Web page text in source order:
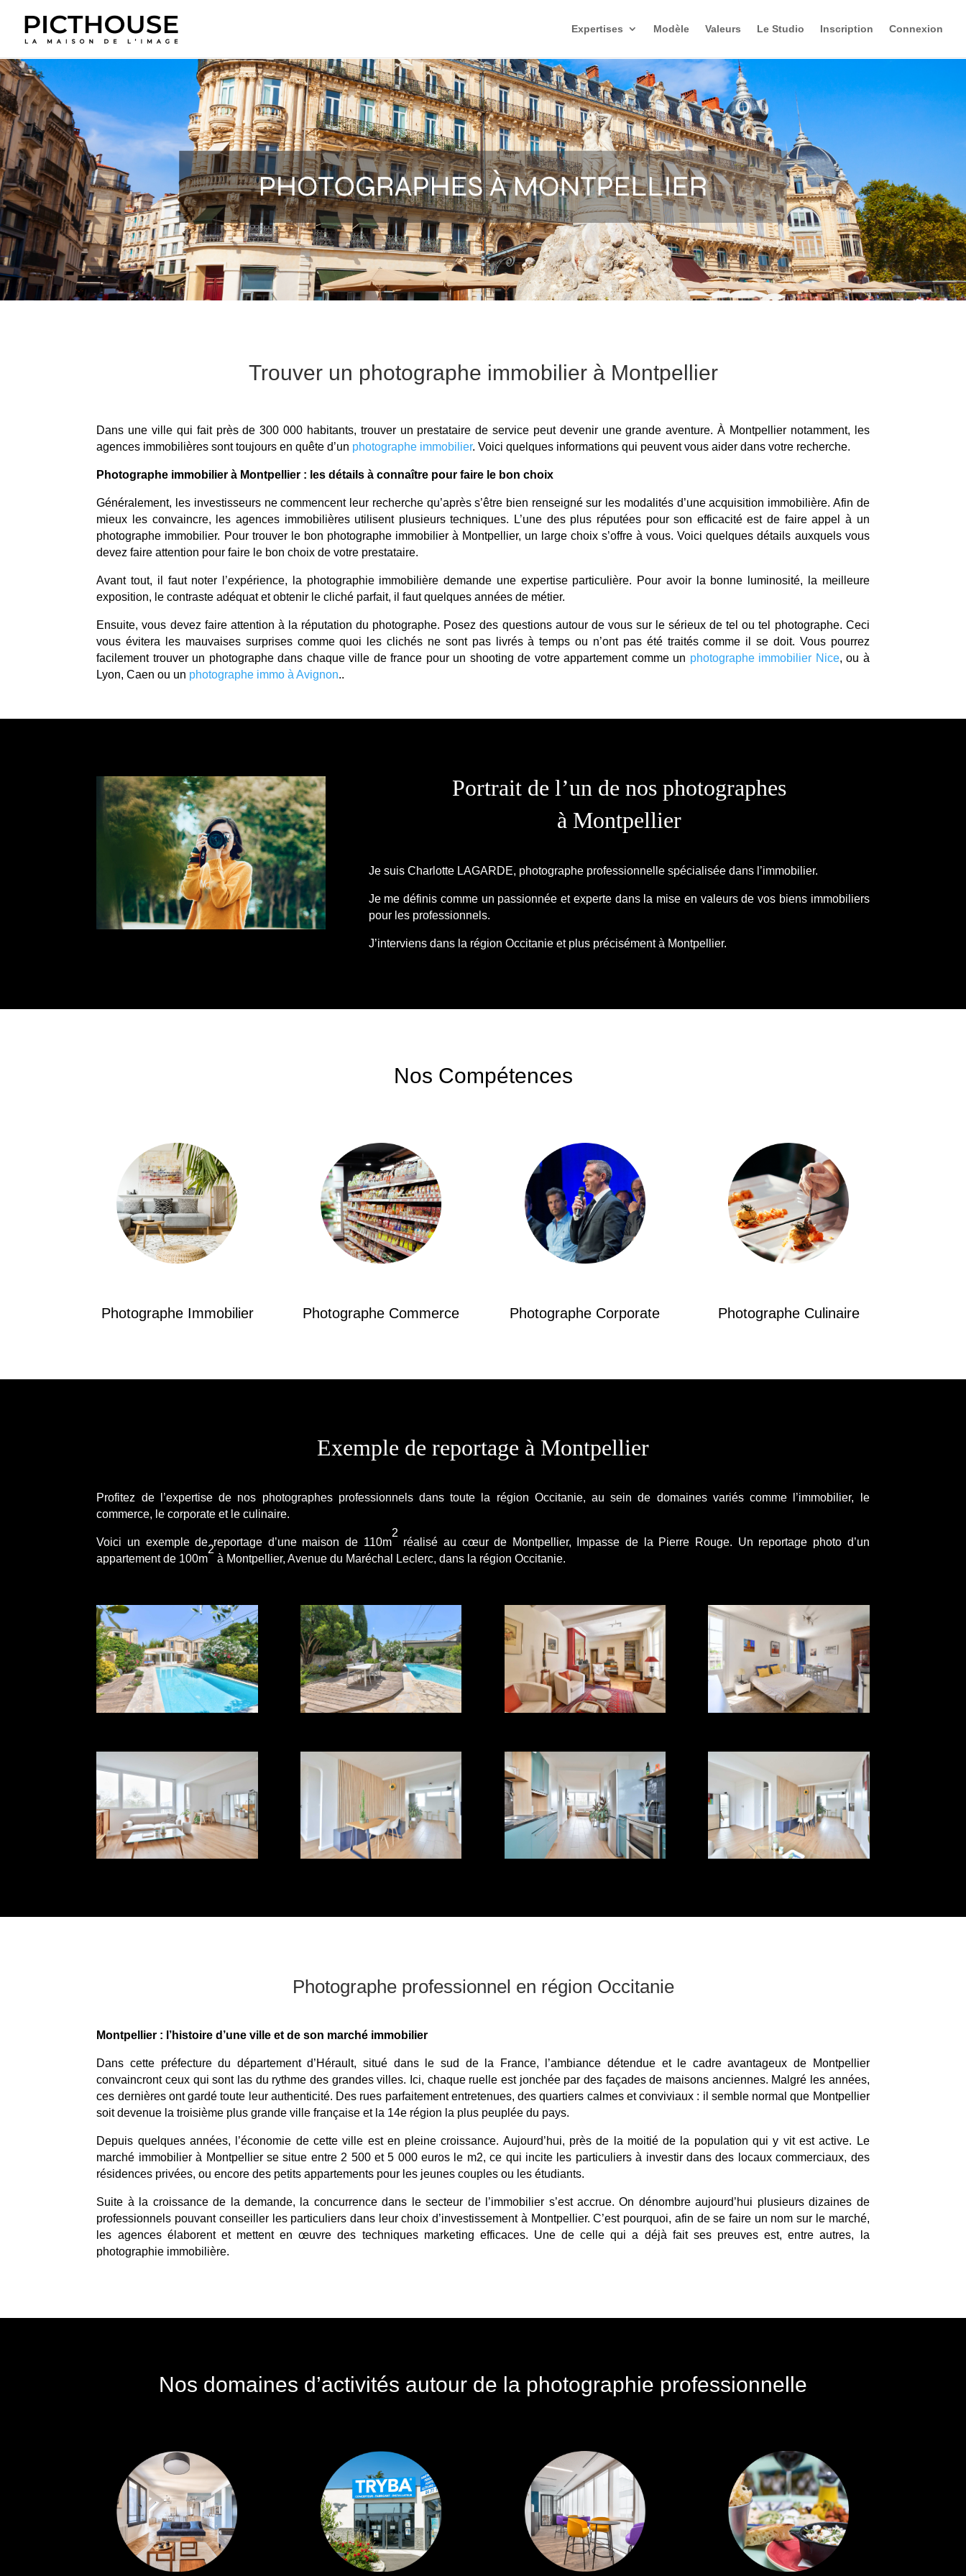
Expertises Modèle Valeurs Le Studio Inscription Connexion
Trouver un photographe immobilier à Montpellier
Dans une ville qui fait près de 300 000 habitants, trouver un prestataire de service peut devenir une grande aventure. À Montpellier notamment, les
agences immobilières sont toujours en quête d’un photographe immobilier. Voici quelques informations qui peuvent vous aider dans votre recherche.
Photographe immobilier à Montpellier : les détails à connaître pour faire le bon choix
Généralement, les investisseurs ne commencent leur recherche qu’après s’être bien renseigné sur les modalités d’une acquisition immobilière. Afin de
mieux les convaincre, les agences immobilières utilisent plusieurs techniques. L’une des plus réputées pour son efficacité est de faire appel à un
photographe immobilier. Pour trouver le bon photographe immobilier à Montpellier, un large choix s’offre à vous. Voici quelques détails auxquels vous
devez faire attention pour faire le bon choix de votre prestataire.
Avant tout, il faut noter l’expérience, la photographie immobilière demande une expertise particulière. Pour avoir la bonne luminosité, la meilleure
exposition, le contraste adéquat et obtenir le cliché parfait, il faut quelques années de métier.
Ensuite, vous devez faire attention à la réputation du photographe. Posez des questions autour de vous sur le sérieux de tel ou tel photographe. Ceci
vous évitera les mauvaises surprises comme quoi les clichés ne sont pas livrés à temps ou n’ont pas été traités comme il se doit. Vous pourrez
facilement trouver un photographe dans chaque ville de france pour un shooting de votre appartement comme un photographe immobilier Nice, ou à
Lyon, Caen ou un photographe immo à Avignon..
Portrait de l’un de nos photographes
à Montpellier
Je suis Charlotte LAGARDE, photographe professionnelle spécialisée dans l’immobilier.
Je me définis comme un passionnée et experte dans la mise en valeurs de vos biens immobiliers
pour les professionnels.
J’interviens dans la région Occitanie et plus précisément à Montpellier.
Nos Compétences
Photographe Immobilier Photographe Commerce Photographe Corporate Photographe Culinaire
Exemple de reportage à Montpellier
Profitez de l’expertise de nos photographes professionnels dans toute la région Occitanie, au sein de domaines variés comme l’immobilier, le
commerce, le corporate et le culinaire.
Voici un exemple de reportage d’une maison de 110m
2
réalisé au cœur de Montpellier, Impasse de la Pierre Rouge. Un reportage photo d’un
appartement de 100m
2
à Montpellier, Avenue du Maréchal Leclerc, dans la région Occitanie.
Photographe professionnel en région Occitanie
Montpellier : l’histoire d’une ville et de son marché immobilier
Dans cette préfecture du département d’Hérault, situé dans le sud de la France, l’ambiance détendue et le cadre avantageux de Montpellier
convaincront ceux qui sont las du rythme des grandes villes. Ici, chaque ruelle est jonchée par des façades de maisons anciennes. Malgré les années,
ces dernières ont gardé toute leur authenticité. Des rues parfaitement entretenues, des quartiers calmes et conviviaux : il semble normal que Montpellier
soit devenue la troisième plus grande ville française et la 14e région la plus peuplée du pays.
Depuis quelques années, l’économie de cette ville est en pleine croissance. Aujourd’hui, près de la moitié de la population qui y vit est active. Le
marché immobilier à Montpellier se situe entre 2 500 et 5 000 euros le m2, ce qui incite les particuliers à investir dans des locaux commerciaux, des
résidences privées, ou encore des petits appartements pour les jeunes couples ou les étudiants.
Suite à la croissance de la demande, la concurrence dans le secteur de l’immobilier s’est accrue. On dénombre aujourd’hui plusieurs dizaines de
professionnels pouvant conseiller les particuliers dans leur choix d’investissement à Montpellier. C’est pourquoi, afin de se faire un nom sur le marché,
les agences élaborent et mettent en œuvre des techniques marketing efficaces. Une de celle qui a déjà fait ses preuves est, entre autres, la
photographie immobilière.
Nos domaines d’activités autour de la photographie professionnelle